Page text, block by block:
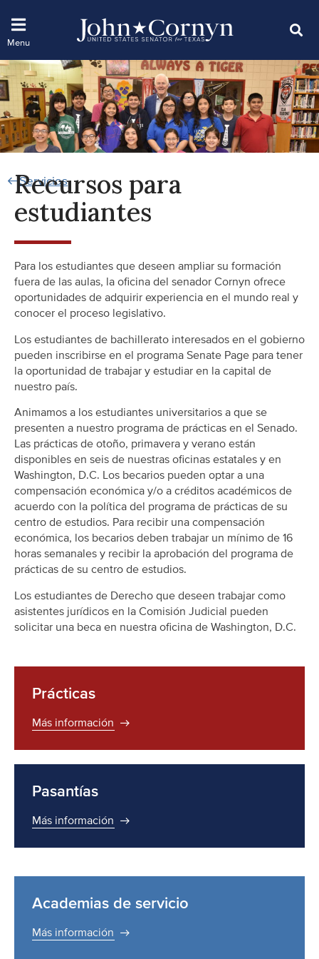
Servicios
Recursos para
estudiantes
Para los estudiantes que deseen ampliar su formación
fuera de las aulas, la oficina del senador Cornyn ofrece
oportunidades de adquirir experiencia en el mundo real y
conocer el proceso legislativo.
Los estudiantes de bachillerato interesados en el gobierno
pueden inscribirse en el programa Senate Page para tener
la oportunidad de trabajar y estudiar en la capital de
nuestro país.
Animamos a los estudiantes universitarios a que se
presenten a nuestro programa de prácticas en el Senado.
Las prácticas de otoño, primavera y verano están
disponibles en seis de nuestras oficinas estatales y en
Washington, D.C. Los becarios pueden optar a una
compensación económica y/o a créditos académicos de
acuerdo con la política del programa de prácticas de su
centro de estudios. Para recibir una compensación
económica, los becarios deben trabajar un mínimo de 16
horas semanales y recibir la aprobación del programa de
prácticas de su centro de estudios.
Los estudiantes de Derecho que deseen trabajar como
asistentes jurídicos en la Comisión Judicial pueden
solicitar una beca en nuestra oficina de Washington, D.C.
Prácticas
Más información
Pasantías
Más información
Academias de servicio
Más información